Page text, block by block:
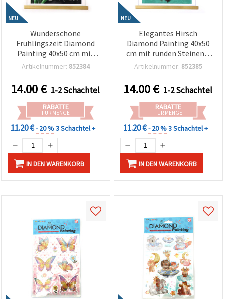
NEU
Wunderschöne
Frühlingszeit Diamond
Painting 40x50 cm mit
runden Steinen – Full Drill
Perfekt für saisonale
Bastelprojekte und
frische Wohndeko
JSFH79583
Artikelnummer: 852384
14.00€ 1-2 Schachtel
RABATTE
FÜR MENGE
11.20 €- 20 %3 Schachtel +
IN DEN WARENKORB
NEU
Elegantes Hirsch
Diamond Painting 40x50
cm mit runden Steinen –
Vollbild (Full Drill) mit
Naturkunst & stilvolle
Wohndeko JSFH78042
Artikelnummer: 852385
14.00€ 1-2 Schachtel
RABATTE
FÜR MENGE
11.20 €- 20 %3 Schachtel +
IN DEN WARENKORB